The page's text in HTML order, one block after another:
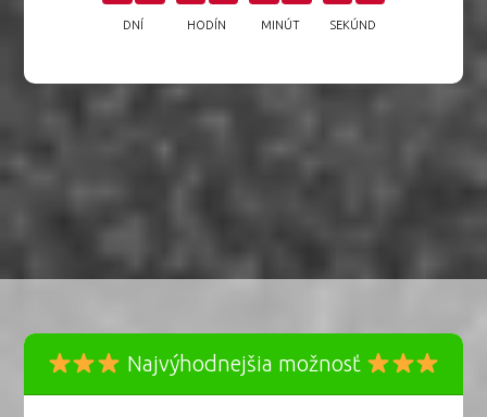
DNÍ HODÍN MINÚT SEKÚND
Najvýhodnejšia možnosť